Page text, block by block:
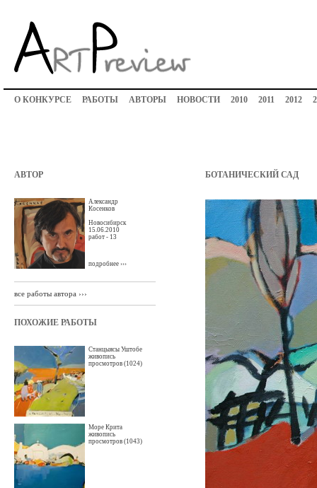
О КОНКУРСЕ РАБОТЫ АВТОРЫ НОВОСТИ 2010 2011 2012
АВТОР
Александр
Косенков
Новосибирск
15.06.2010
работ - 13
подробнее ›››
все работы автора ›››
ПОХОЖИЕ РАБОТЫ
Станцыясы Уштобе
живопись
просмотров (1024)
Море Крита
живопись
просмотров (1043)
БОТАНИЧЕСКИЙ САД